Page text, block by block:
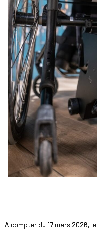
A compter du 17 mars 2026,